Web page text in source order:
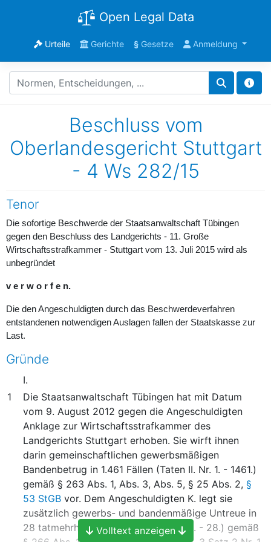
Open Legal Data
Urteile Gerichte §Gesetze Anmeldung
Beschluss vom
Oberlandesgericht Stuttgart
- 4 Ws 282/15
Tenor
Die sofortige Beschwerde der Staatsanwaltschaft Tübingen
gegen den Beschluss des Landgerichts - 11. Große
Wirtschaftsstrafkammer - Stuttgart vom 13. Juli 2015 wird als
unbegründet
v e r w o r f e n.
Die den Angeschuldigten durch das Beschwerdeverfahren
entstandenen notwendigen Auslagen fallen der Staatskasse zur
Last.
Gründe
I.
1
Die Staatsanwaltschaft Tübingen hat mit Datum
vom 9. August 2012 gegen die Angeschuldigten
Anklage zur Wirtschaftsstrafkammer des
Landgerichts Stuttgart erhoben. Sie wirft ihnen
darin gemeinschaftlichen gewerbsmäßigen
Bandenbetrug in 1.461 Fällen (Taten II. Nr. 1. - 1461.)
gemäß § 263 Abs. 1, Abs. 3, Abs. 5, § 25 Abs. 2, §
53 StGB vor. Dem Angeschuldigten K. legt sie
zusätzlich gewerbs- und bandenmäßige Untreue in
28 tatmehrheitlichen Fällen (Taten I. 1. - 28.) gemäß
Volltext anzeigen